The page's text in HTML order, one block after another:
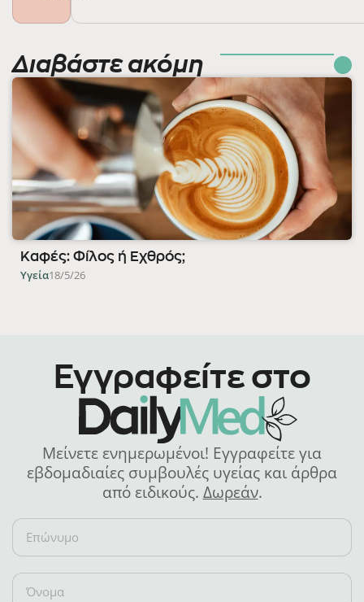
Διαβάστε ακόμη
Καφές: Φίλος ή Εχθρός;
Υγεία18/5/26
Εγγραφείτε στο
Μείνετε ενημερωμένοι! Εγγραφείτε για
εβδομαδιαίες συμβουλές υγείας και άρθρα
από ειδικούς. Δωρεάν.